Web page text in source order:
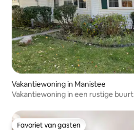
Vakantiewoning in Manistee
Vakantiewoning in een rustige buurt
Favoriet van gasten